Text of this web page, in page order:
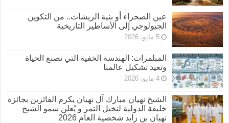
عين الصحراء أو بنية الريشات.. من التكوين
الجيولوجي إلى الأساطير التاريخية
5 مايو، 2026
المبلمرات: الهندسة الخفية التي تصنع الحياة
وتعيد تشكيل عالمنا
4 مايو، 2026
الشيخ نهيان مبارك آل نهيان يكرم الفائزين بجائزة
خليفة الدولية لنخيل التمر و يُعلن سمو الشيخ
نهيان بن زايد شخصية العام 2026